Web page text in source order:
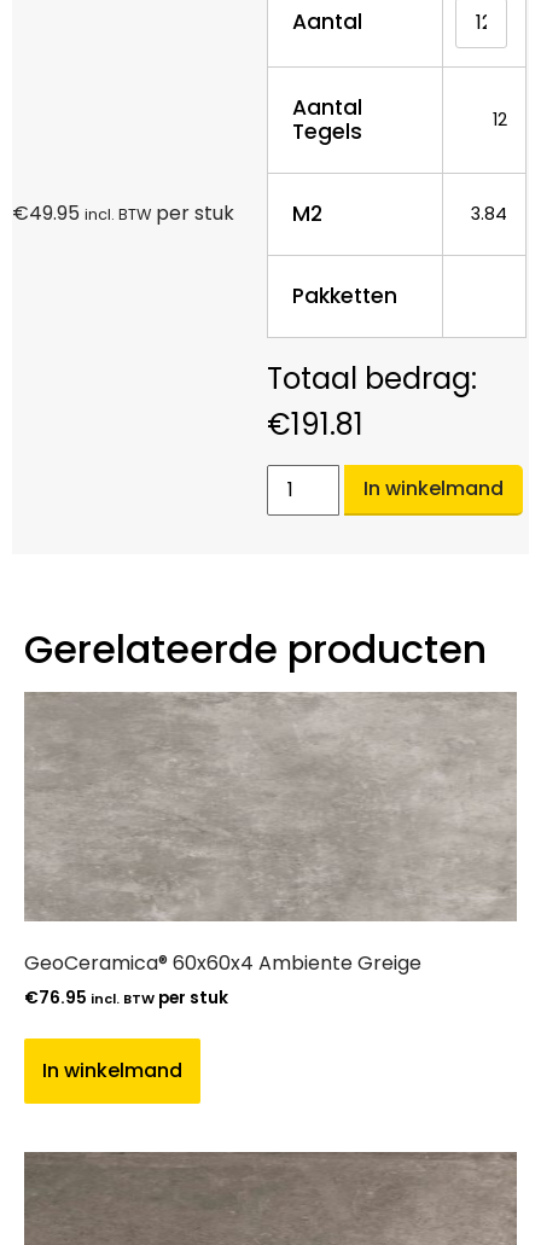
€49.95 incl. BTW per stuk
Aantal
Aantal
Tegels
12
M2 3.84
Pakketten
€191.81
In winkelmand
Gerelateerde producten
GeoCeramica® 60x60x4 Ambiente Greige
€76.95 incl. BTW per stuk
In winkelmand